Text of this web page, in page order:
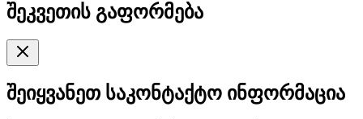
შეკვეთის გაფორმება
შეიყვანეთ საკონტაქტო ინფორმაცია